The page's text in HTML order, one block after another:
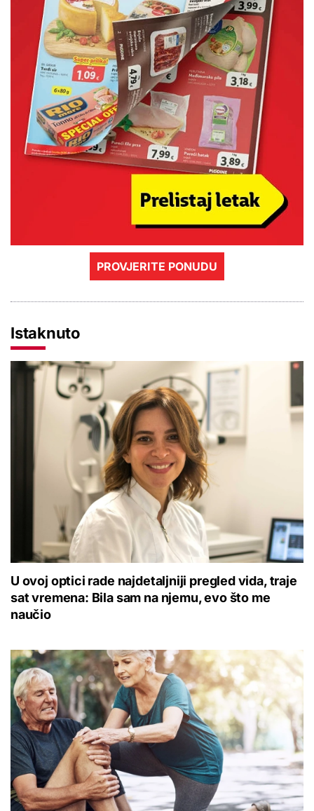
PROVJERITE PONUDU
Istaknuto
U ovoj optici rade najdetaljniji pregled vida, traje
sat vremena: Bila sam na njemu, evo što me
naučio